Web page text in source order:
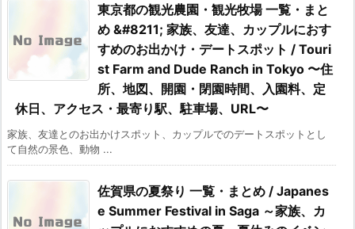
東京都の観光農園・観光牧場 一覧・まと
め &#8211; 家族、友達、カップルにおす
すめのお出かけ・デートスポット / Touri
st Farm and Dude Ranch in Tokyo 〜住
所、地図、開園・閉園時間、入園料、定
休日、アクセス・最寄り駅、駐車場、URL〜
家族、友達とのお出かけスポット、カップルでのデートスポットとし
て自然の景色、動物 ...
佐賀県の夏祭り 一覧・まとめ / Japanes
e Summer Festival in Saga ～家族、カ